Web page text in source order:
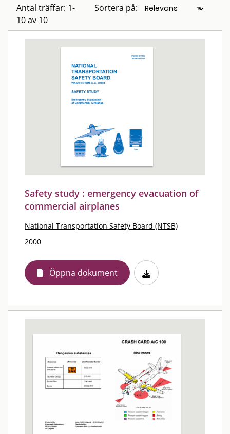
Antal träffar: 1-
10 av 10
Sortera på:
Safety study : emergency evacuation of
commercial airplanes
National Transportation Safety Board (NTSB)
2000
Öppna dokument